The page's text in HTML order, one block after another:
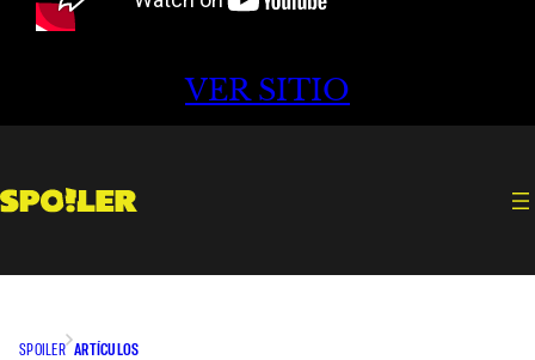
VER SITIO
SPOILER ARTÍCULOS